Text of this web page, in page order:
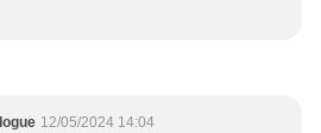
12/05/2024 14:04